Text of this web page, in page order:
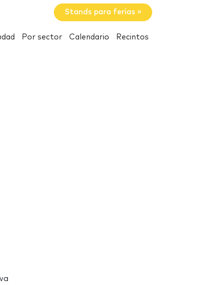
Stands para ferias »
Por sector Calendario Recintos